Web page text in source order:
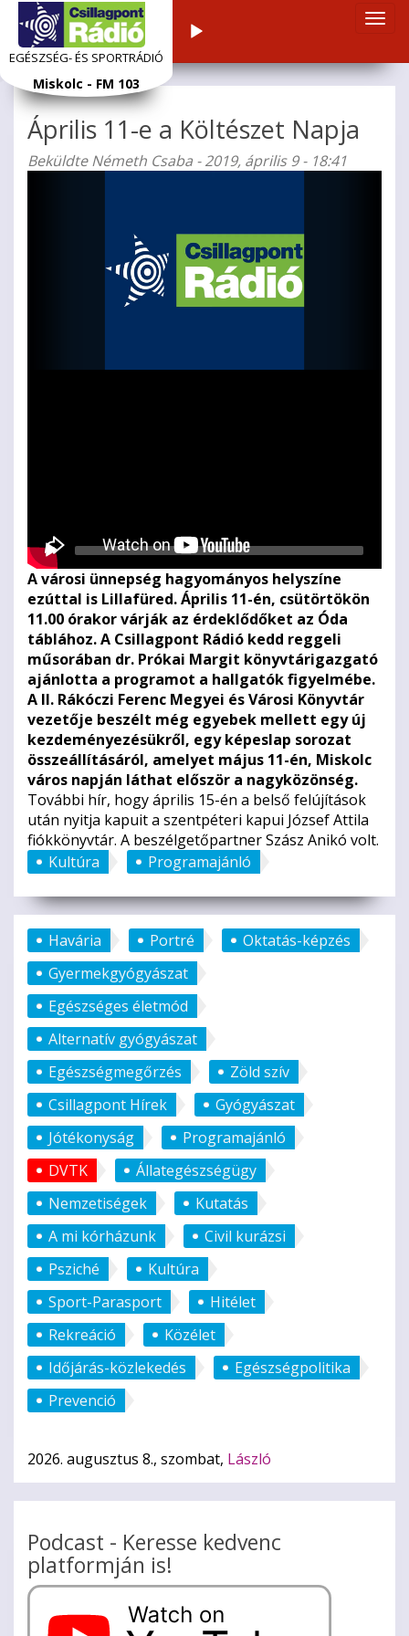
Ugrás
a
tartalomra
EGÉSZSÉG- ÉS SPORTRÁDIÓ
Miskolc - FM 103
Audiolejátszó
Április 11-e a Költészet Napja
BeküldteNémeth Csaba - 2019, április 9 - 18:41
A városi ünnepség hagyományos helyszíne
ezúttal is Lillafüred. Április 11-én, csütörtökön
11.00 órakor várják az érdeklődőket az Óda
táblához. A Csillagpont Rádió kedd reggeli
műsorában dr. Prókai Margit könyvtárigazgató
ajánlotta a programot a hallgatók figyelmébe.
A II. Rákóczi Ferenc Megyei és Városi Könyvtár
vezetője beszélt még egyebek mellett egy új
kezdeményezésükről, egy képeslap sorozat
összeállításáról, amelyet május 11-én, Miskolc
város napján láthat először a nagyközönség.
További hír, hogy április 15-én a belső felújítások
után nyitja kapuit a szentpéteri kapui József Attila
fiókkönyvtár. A beszélgetőpartner Szász Anikó volt.
Kultúra
Programajánló
Havária Portré
Oktatás-képzés
Gyermekgyógyászat
Egészséges életmód
Alternatív gyógyászat
Egészségmegőrzés
Zöld szív
Csillagpont Hírek
Gyógyászat
Jótékonyság
Programajánló
DVTK
Állategészségügy
Nemzetiségek
Kutatás
A mi kórházunk
Civil kurázsi
Psziché
Kultúra
Sport-Parasport
Hitélet
Rekreáció
Közélet
Időjárás-közlekedés
Egészségpolitika
Prevenció
2026. augusztus 8., szombat, László
Podcast - Keresse kedvenc
platformján is!